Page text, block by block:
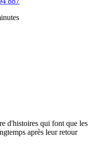
d'histoires qui font que les
après leur retour